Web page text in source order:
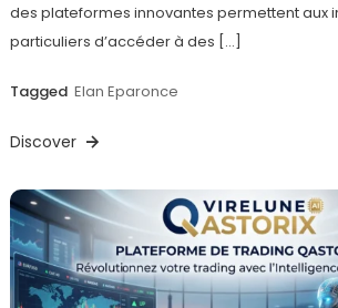
des plateformes innovantes permettent aux
particuliers d’accéder à des […]
Tagged Elan Eparonce
Discover